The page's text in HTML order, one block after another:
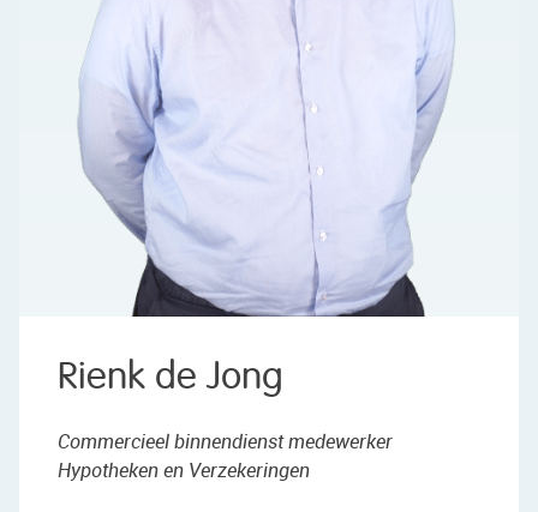
Rienk de Jong
Commercieel binnendienst medewerker
Hypotheken en Verzekeringen